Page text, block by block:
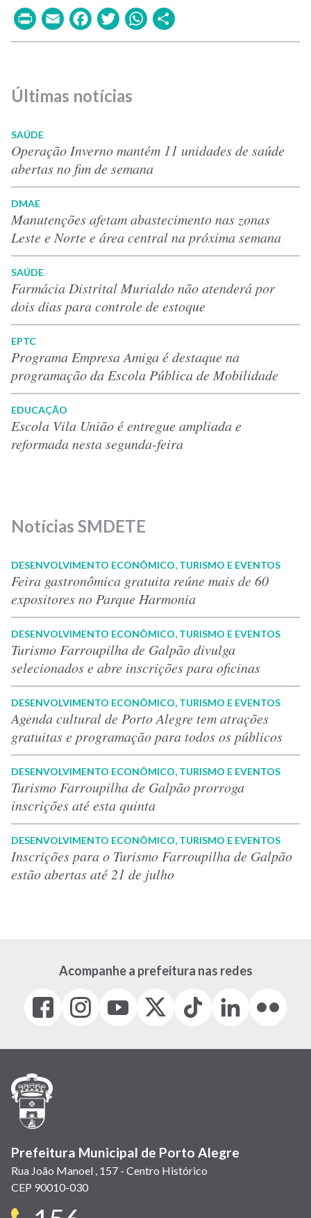
PrintEmailFacebook
TwitterWhatsApp
Últimas notícias
SAÚDE
Operação Inverno mantém 11 unidades de saúde
abertas no fim de semana
DMAE
Manutenções afetam abastecimento nas zonas
Leste e Norte e área central na próxima semana
SAÚDE
Farmácia Distrital Murialdo não atenderá por
dois dias para controle de estoque
EPTC
Programa Empresa Amiga é destaque na
programação da Escola Pública de Mobilidade
EDUCAÇÃO
Escola Vila União é entregue ampliada e
reformada nesta segunda-feira
Notícias SMDETE
DESENVOLVIMENTO ECONÔMICO, TURISMO E EVENTOS
Feira gastronômica gratuita reúne mais de 60
expositores no Parque Harmonia
DESENVOLVIMENTO ECONÔMICO, TURISMO E EVENTOS
Turismo Farroupilha de Galpão divulga
selecionados e abre inscrições para oficinas
DESENVOLVIMENTO ECONÔMICO, TURISMO E EVENTOS
Agenda cultural de Porto Alegre tem atrações
gratuitas e programação para todos os públicos
DESENVOLVIMENTO ECONÔMICO, TURISMO E EVENTOS
Turismo Farroupilha de Galpão prorroga
inscrições até esta quinta
DESENVOLVIMENTO ECONÔMICO, TURISMO E EVENTOS
Inscrições para o Turismo Farroupilha de Galpão
estão abertas até 21 de julho
Acompanhe a prefeitura nas redes
Facebook
(link
em
janela)
Instagram
(link
em
(link
em
(Antigo
(link
Tiktok
(link
em
LinkedIn
(link
em
(link
em
Prefeitura Municipal de Porto Alegre
Rua João Manoel , 157 - Centro Histórico
CEP 90010-030